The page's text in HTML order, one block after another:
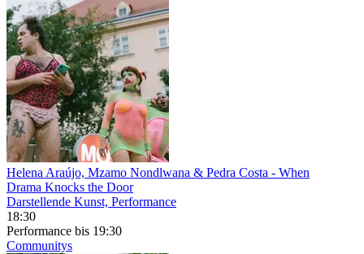
Helena Araújo, Mzamo Nondlwana & Pedra Costa - When
Drama Knocks the Door
Darstellende Kunst, Performance
18:30
Performance bis 19:30
Communitys